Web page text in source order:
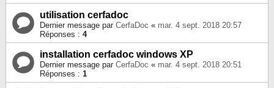
utilisation cerfadoc
Dernier message par CerfaDoc « mar. 4 sept. 2018 20:57
Réponses : 4
installation cerfadoc windows XP
Dernier message par CerfaDoc « mar. 4 sept. 2018 20:51
Réponses : 1